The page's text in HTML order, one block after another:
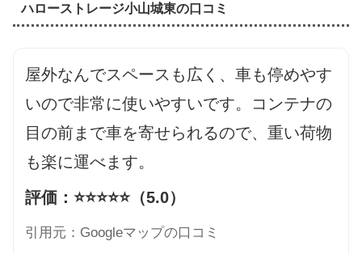
ハローストレージ小山城東の口コミ
屋外なんでスペースも広く、車も停めやす
いので非常に使いやすいです。コンテナの
目の前まで車を寄せられるので、重い荷物
も楽に運べます。
評価：⭐️⭐️⭐️⭐️⭐️（5.0）
引用元：Googleマップの口コミ